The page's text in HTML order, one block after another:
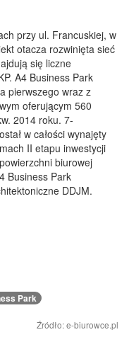
przy ul. Francuskiej, w
otacza rozwinięta sieć
się liczne
A4 Business Park
pierwszego wraz z
oferującym 560
2014 roku. 7-
w całości wynajęty
II etapu inwestycji
biurowej
Business Park
DDJM.
Park
Źródło: e-biurowce.pl